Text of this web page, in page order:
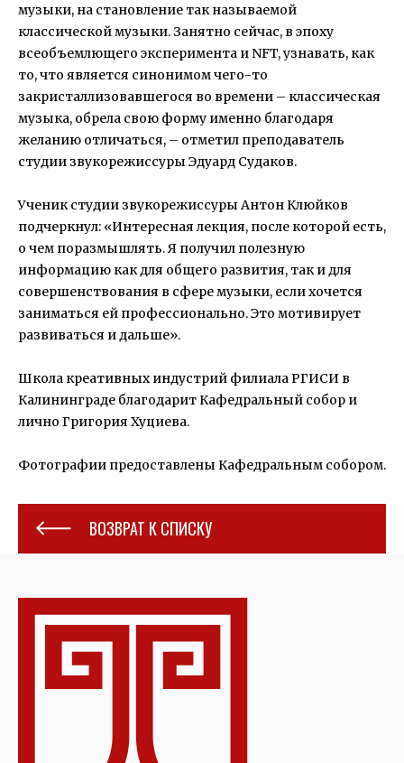
музыки, на становление так называемой
классической музыки. Занятно сейчас, в эпоху
всеобъемлющего эксперимента и NFT, узнавать, как
то, что является синонимом чего-то
закристаллизовавшегося во времени – классическая
музыка, обрела свою форму именно благодаря
желанию отличаться, – отметил преподаватель
студии звукорежиссуры Эдуард Судаков.
Ученик студии звукорежиссуры Антон Клюйков
подчеркнул: «Интересная лекция, после которой есть,
о чем поразмышлять. Я получил полезную
информацию как для общего развития, так и для
совершенствования в сфере музыки, если хочется
заниматься ей профессионально. Это мотивирует
развиваться и дальше».
Школа креативных индустрий филиала РГИСИ в
Калининграде благодарит Кафедральный собор и
лично Григория Хуциева.
Фотографии предоставлены Кафедральным собором.
ВОЗВРАТ К СПИСКУ